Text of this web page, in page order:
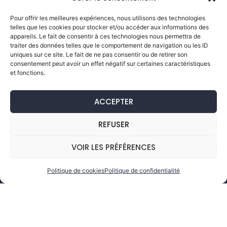
Pour offrir les meilleures expériences, nous utilisons des technologies
telles que les cookies pour stocker et/ou accéder aux informations des
appareils. Le fait de consentir à ces technologies nous permettra de
traiter des données telles que le comportement de navigation ou les ID
uniques sur ce site. Le fait de ne pas consentir ou de retirer son
consentement peut avoir un effet négatif sur certaines caractéristiques
et fonctions.
ACCEPTER
REFUSER
VOIR LES PRÉFÉRENCES
Politique de cookiesPolitique de confidentialité